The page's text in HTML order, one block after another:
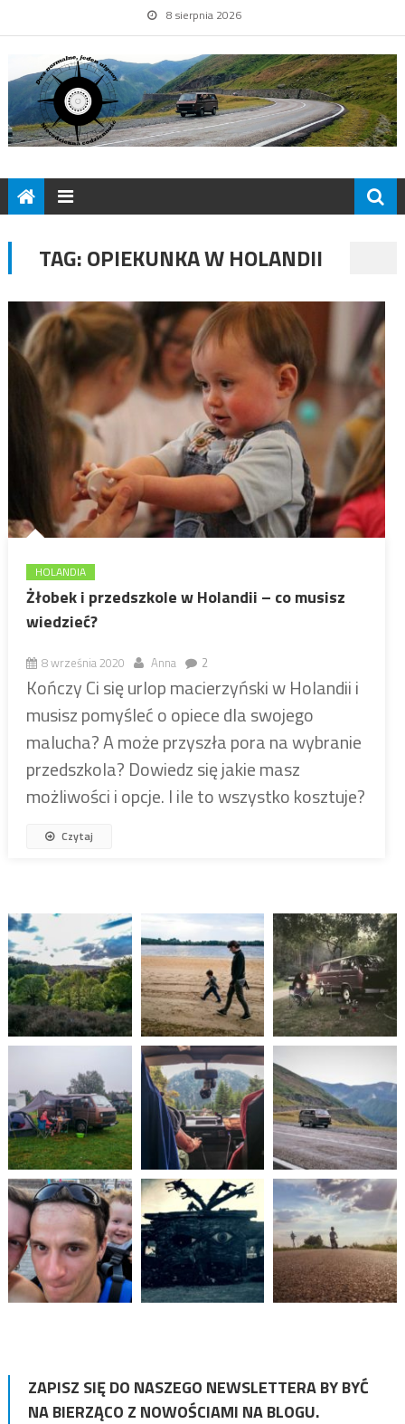
8 sierpnia 2026
TAG:OPIEKUNKA W HOLANDII
HOLANDIA
Żłobek i przedszkole w Holandii – co musisz
wiedzieć?
8 września 2020 Anna 2
Kończy Ci się urlop macierzyński w Holandii i
musisz pomyśleć o opiece dla swojego
malucha? A może przyszła pora na wybranie
przedszkola? Dowiedz się jakie masz
możliwości i opcje. I ile to wszystko kosztuje?
Czytaj
ZAPISZ SIĘ DO NASZEGO NEWSLETTERA BY BYĆ
NA BIERZĄCO Z NOWOŚCIAMI NA BLOGU.